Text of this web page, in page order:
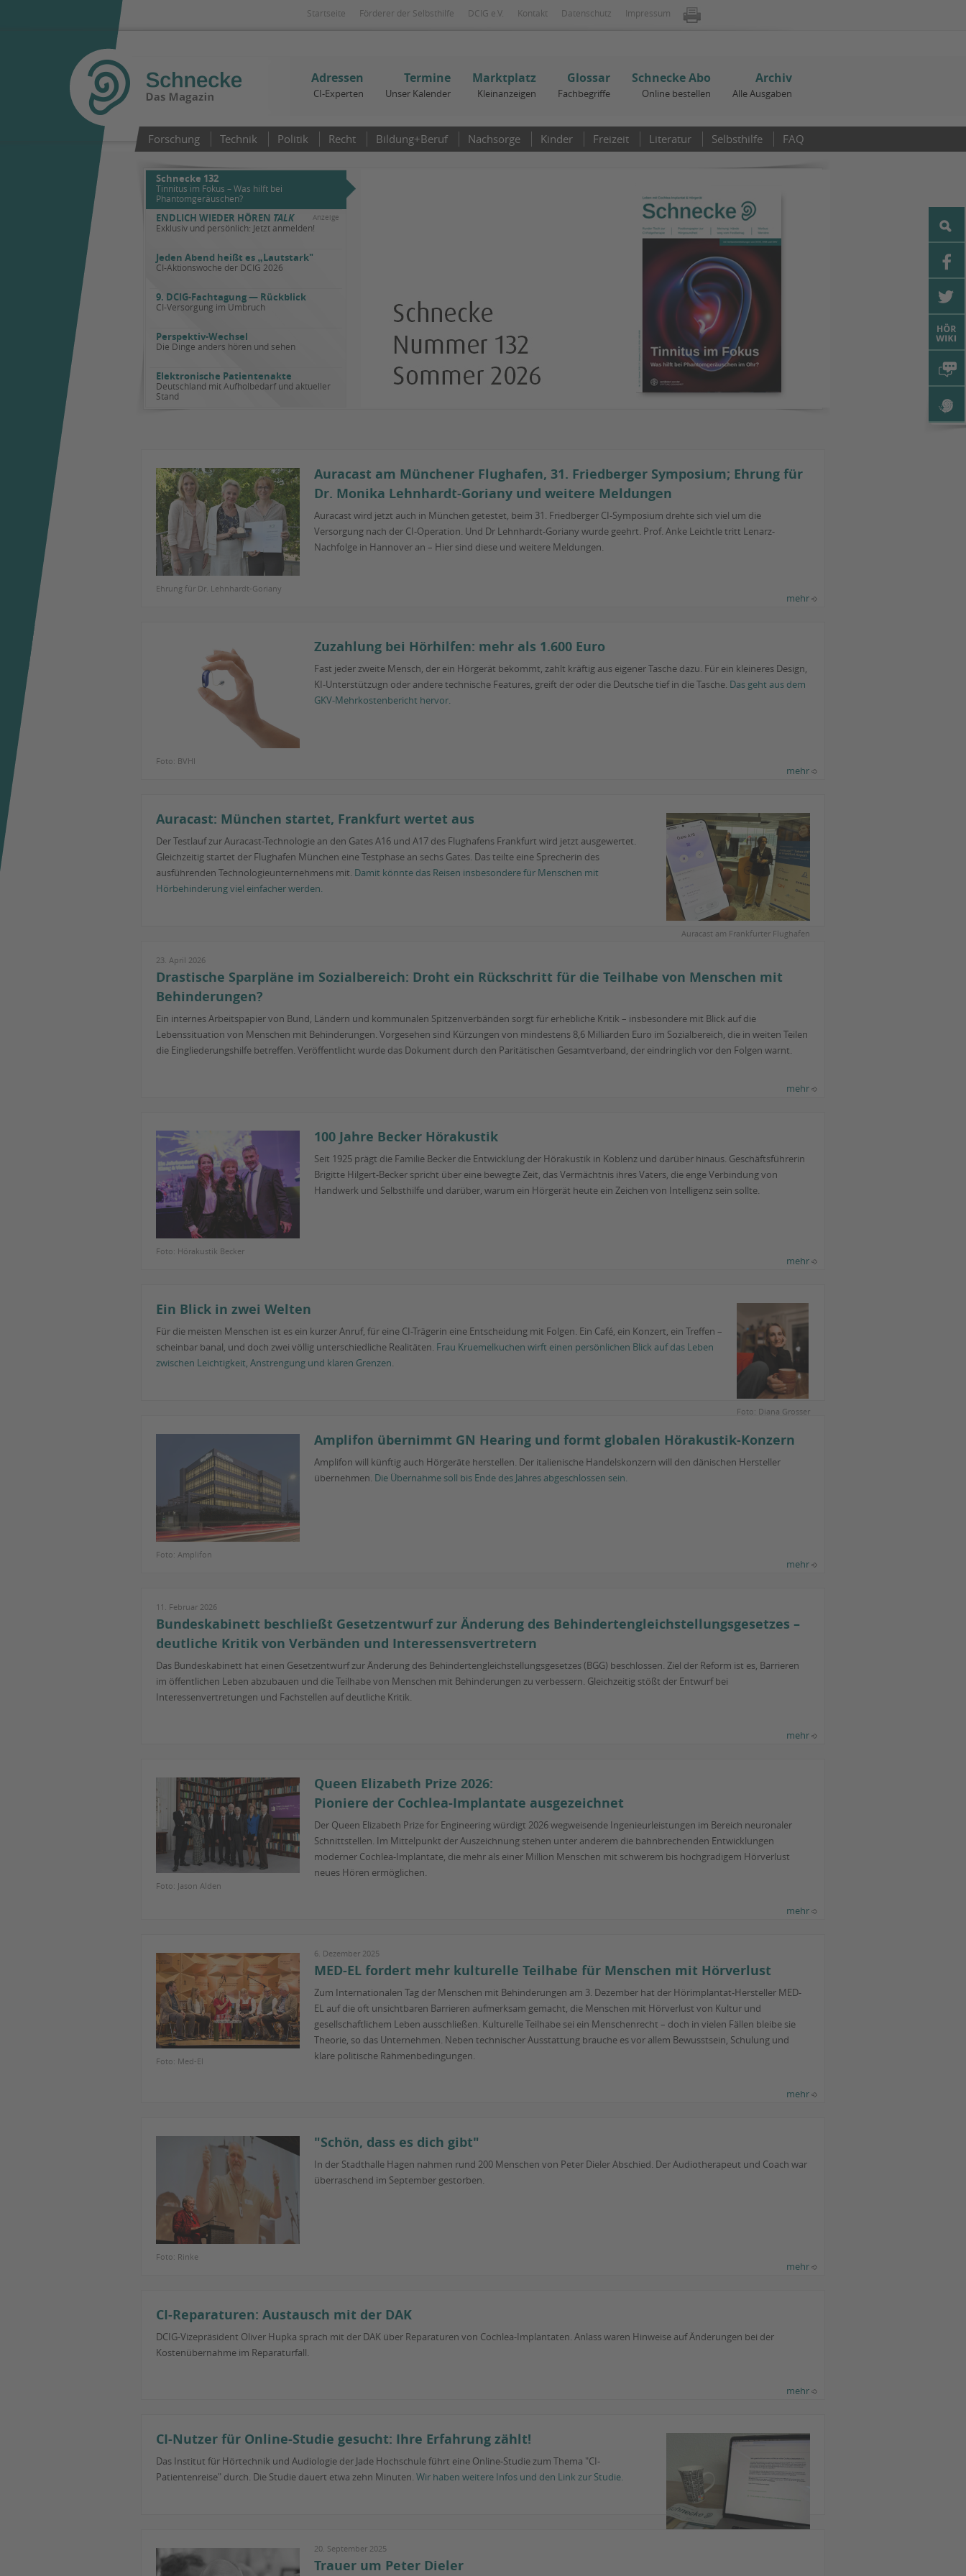
Startseite Förderer der Selbsthilfe DCIG e.V. Kontakt Datenschutz Impressum
Adressen
CI-Experten
Termine
Unser Kalender
Marktplatz
Kleinanzeigen
Glossar
Fachbegriffe
Schnecke Abo
Online bestellen
Archiv
Alle Ausgaben
Forschung Technik Politik Recht Bildung+Beruf Nachsorge Kinder Freizeit Literatur Selbsthilfe FAQ
Schnecke 132
Tinnitus im Fokus – Was hilft bei
Phantomgeräuschen?
Anzeige
ENDLICH WIEDER HÖREN TALK
Exklusiv und persönlich: Jetzt anmelden!
Jeden Abend heißt es „Lautstark"
CI-Aktionswoche der DCIG 2026
9. DCIG-Fachtagung — Rückblick
CI-Versorgung im Umbruch
Perspektiv-Wechsel
Die Dinge anders hören und sehen
Elektronische Patientenakte
Deutschland mit Aufholbedarf und aktueller
Stand
Ehrung für Dr. Lehnhardt-Goriany
Auracast am Münchener Flughafen, 31. Friedberger Symposium; Ehrung für
Dr. Monika Lehnhardt-Goriany und weitere Meldungen
Auracast wird jetzt auch in München getestet, beim 31. Friedberger CI-Symposium drehte sich viel um die
Versorgung nach der CI-Operation. Und Dr Lehnhardt-Goriany wurde geehrt. Prof. Anke Leichtle tritt Lenarz-
Nachfolge in Hannover an – Hier sind diese und weitere Meldungen.
mehr
Foto: BVHI
Zuzahlung bei Hörhilfen: mehr als 1.600 Euro
Fast jeder zweite Mensch, der ein Hörgerät bekommt, zahlt kräftig aus eigener Tasche dazu. Für ein kleineres Design,
KI-Unterstützugn oder andere technische Features, greift der oder die Deutsche tief in die Tasche. Das geht aus dem
GKV-Mehrkostenbericht hervor.
mehr
Auracast am Frankfurter Flughafen
Auracast: München startet, Frankfurt wertet aus
Der Testlauf zur Auracast-Technologie an den Gates A16 und A17 des Flughafens Frankfurt wird jetzt ausgewertet.
Gleichzeitig startet der Flughafen München eine Testphase an sechs Gates. Das teilte eine Sprecherin des
ausführenden Technologieunternehmens mit. Damit könnte das Reisen insbesondere für Menschen mit
Hörbehinderung viel einfacher werden.
23. April 2026
Drastische Sparpläne im Sozialbereich: Droht ein Rückschritt für die Teilhabe von Menschen mit
Behinderungen?
Ein internes Arbeitspapier von Bund, Ländern und kommunalen Spitzenverbänden sorgt für erhebliche Kritik – insbesondere mit Blick auf die
Lebenssituation von Menschen mit Behinderungen. Vorgesehen sind Kürzungen von mindestens 8,6 Milliarden Euro im Sozialbereich, die in weiten Teilen
die Eingliederungshilfe betreffen. Veröffentlicht wurde das Dokument durch den Paritätischen Gesamtverband, der eindringlich vor den Folgen warnt.
mehr
Foto: Hörakustik Becker
100 Jahre Becker Hörakustik
Seit 1925 prägt die Familie Becker die Entwicklung der Hörakustik in Koblenz und darüber hinaus. Geschäftsführerin
Brigitte Hilgert-Becker spricht über eine bewegte Zeit, das Vermächtnis ihres Vaters, die enge Verbindung von
Handwerk und Selbsthilfe und darüber, warum ein Hörgerät heute ein Zeichen von Intelligenz sein sollte.
mehr
Foto: Diana Grosser
Ein Blick in zwei Welten
Für die meisten Menschen ist es ein kurzer Anruf, für eine CI-Trägerin eine Entscheidung mit Folgen. Ein Café, ein Konzert, ein Treffen –
scheinbar banal, und doch zwei völlig unterschiedliche Realitäten. Frau Kruemelkuchen wirft einen persönlichen Blick auf das Leben
zwischen Leichtigkeit, Anstrengung und klaren Grenzen.
Foto: Amplifon
Amplifon übernimmt GN Hearing und formt globalen Hörakustik-Konzern
Amplifon will künftig auch Hörgeräte herstellen. Der italienische Handelskonzern will den dänischen Hersteller
übernehmen. Die Übernahme soll bis Ende des Jahres abgeschlossen sein.
mehr
11. Februar 2026
Bundeskabinett beschließt Gesetzentwurf zur Änderung des Behindertengleichstellungsgesetzes –
deutliche Kritik von Verbänden und Interessensvertretern
Das Bundeskabinett hat einen Gesetzentwurf zur Änderung des Behindertengleichstellungsgesetzes (BGG) beschlossen. Ziel der Reform ist es, Barrieren
im öffentlichen Leben abzubauen und die Teilhabe von Menschen mit Behinderungen zu verbessern. Gleichzeitig stößt der Entwurf bei
Interessenvertretungen und Fachstellen auf deutliche Kritik.
mehr
Foto: Jason Alden
Queen Elizabeth Prize 2026:
Pioniere der Cochlea-Implantate ausgezeichnet
Der Queen Elizabeth Prize for Engineering würdigt 2026 wegweisende Ingenieurleistungen im Bereich neuronaler
Schnittstellen. Im Mittelpunkt der Auszeichnung stehen unter anderem die bahnbrechenden Entwicklungen
moderner Cochlea-Implantate, die mehr als einer Million Menschen mit schwerem bis hochgradigem Hörverlust
neues Hören ermöglichen.
mehr
Foto: Med-El
6. Dezember 2025
MED-EL fordert mehr kulturelle Teilhabe für Menschen mit Hörverlust
Zum Internationalen Tag der Menschen mit Behinderungen am 3. Dezember hat der Hörimplantat-Hersteller MED-
EL auf die oft unsichtbaren Barrieren aufmerksam gemacht, die Menschen mit Hörverlust von Kultur und
gesellschaftlichem Leben ausschließen. Kulturelle Teilhabe sei ein Menschenrecht – doch in vielen Fällen bleibe sie
Theorie, so das Unternehmen. Neben technischer Ausstattung brauche es vor allem Bewusstsein, Schulung und
klare politische Rahmenbedingungen.
mehr
Foto: Rinke
"Schön, dass es dich gibt"
In der Stadthalle Hagen nahmen rund 200 Menschen von Peter Dieler Abschied. Der Audiotherapeut und Coach war
überraschend im September gestorben.
mehr
CI-Reparaturen: Austausch mit der DAK
DCIG-Vizepräsident Oliver Hupka sprach mit der DAK über Reparaturen von Cochlea-Implantaten. Anlass waren Hinweise auf Änderungen bei der
Kostenübernahme im Reparaturfall.
mehr
CI-Nutzer für Online-Studie gesucht: Ihre Erfahrung zählt!
Das Institut für Hörtechnik und Audiologie der Jade Hochschule führt eine Online-Studie zum Thema "CI-
Patientenreise" durch. Die Studie dauert etwa zehn Minuten. Wir haben weitere Infos und den Link zur Studie.
20. September 2025
Trauer um Peter Dieler